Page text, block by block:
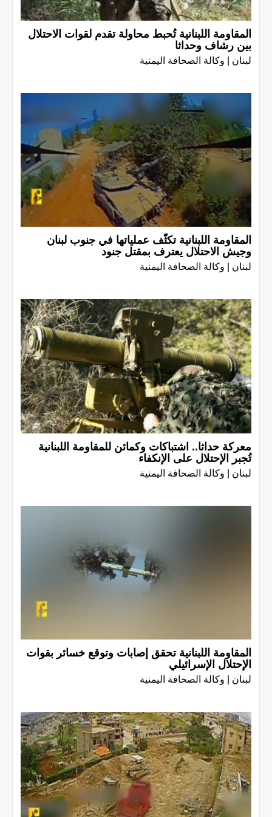
المقاومة اللبنانية تُحبط محاولة تقدم لقوات الاحتلال
بين رشاف وحداثا
لبنان | وكالة الصحافة اليمنية
المقاومة اللبنانية تكثّف عملياتها في جنوب لبنان
وجيش الاحتلال يعترف بمقتل جنود
لبنان | وكالة الصحافة اليمنية
معركة حداثا.. اشتباكات وكمائن للمقاومة اللبنانية
تُجبر الإحتلال على الإنكفاء
لبنان | وكالة الصحافة اليمنية
المقاومة اللبنانية تحقق إصابات وتوقع خسائر بقوات
الإحتلال الإسرائيلي
لبنان | وكالة الصحافة اليمنية